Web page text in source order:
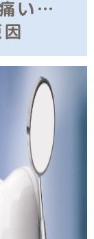
い…